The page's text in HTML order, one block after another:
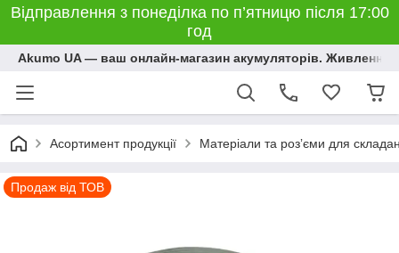
Відправлення з понеділка по п’ятницю після 17:00
год
Akumo UA — ваш онлайн-магазин акумуляторів. Живлення,
Асортимент продукції Матеріали та розʼєми для
Продаж від ТОВ